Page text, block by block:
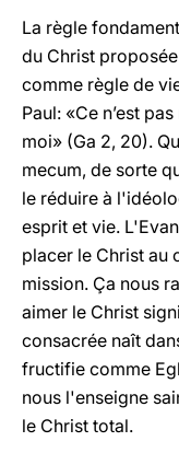
La règle
du Christ
comme règle de
Paul: «Ce n’est
moi» (Ga 2, 20).
mecum, de sorte
le réduire à
esprit et vie.
placer le Christ au
mission. Ça nous
aimer le Christ
consacrée naît
fructifie comme
nous l'enseigne
le Christ total.